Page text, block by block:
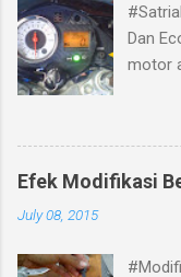
Dan
motor
New
Efek Modifikasi
July 08, 2015